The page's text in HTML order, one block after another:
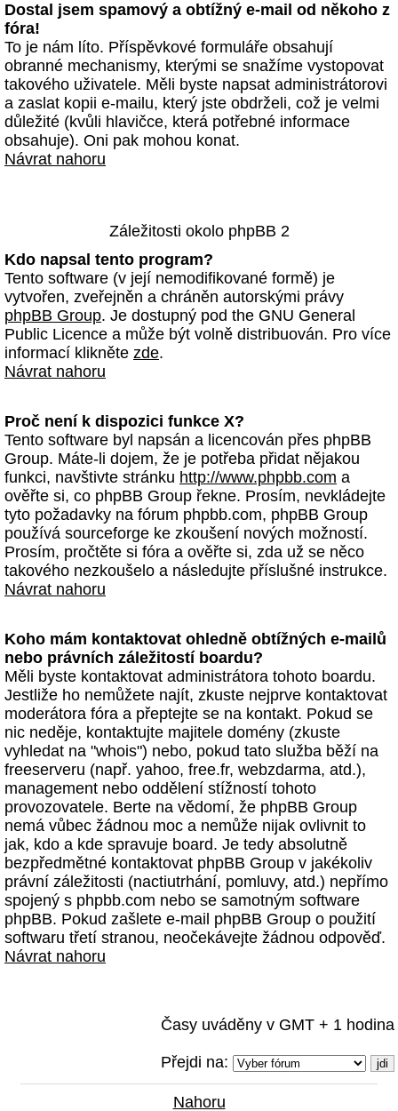
Dostal jsem spamový a obtížný e-mail od někoho z
fóra!
To je nám líto. Příspěvkové formuláře obsahují
obranné mechanismy, kterými se snažíme vystopovat
takového uživatele. Měli byste napsat administrátorovi
a zaslat kopii e-mailu, který jste obdrželi, což je velmi
důležité (kvůli hlavičce, která potřebné informace
obsahuje). Oni pak mohou konat.
Návrat nahoru
Záležitosti okolo phpBB 2
Kdo napsal tento program?
Tento software (v její nemodifikované formě) je
vytvořen, zveřejněn a chráněn autorskými právy
phpBB Group. Je dostupný pod the GNU General
Public Licence a může být volně distribuován. Pro více
informací klikněte zde.
Návrat nahoru
Proč není k dispozici funkce X?
Tento software byl napsán a licencován přes phpBB
Group. Máte-li dojem, že je potřeba přidat nějakou
funkci, navštivte stránku http://www.phpbb.com a
ověřte si, co phpBB Group řekne. Prosím, nevkládejte
tyto požadavky na fórum phpbb.com, phpBB Group
používá sourceforge ke zkoušení nových možností.
Prosím, pročtěte si fóra a ověřte si, zda už se něco
takového nezkoušelo a následujte příslušné instrukce.
Návrat nahoru
Koho mám kontaktovat ohledně obtížných e-mailů
nebo právních záležitostí boardu?
Měli byste kontaktovat administrátora tohoto boardu.
Jestliže ho nemůžete najít, zkuste nejprve kontaktovat
moderátora fóra a přeptejte se na kontakt. Pokud se
nic neděje, kontaktujte majitele domény (zkuste
vyhledat na "whois") nebo, pokud tato služba běží na
freeserveru (např. yahoo, free.fr, webzdarma, atd.),
management nebo oddělení stížností tohoto
provozovatele. Berte na vědomí, že phpBB Group
nemá vůbec žádnou moc a nemůže nijak ovlivnit to
jak, kdo a kde spravuje board. Je tedy absolutně
bezpředmětné kontaktovat phpBB Group v jakékoliv
právní záležitosti (nactiutrhání, pomluvy, atd.) nepřímo
spojený s phpbb.com nebo se samotným software
phpBB. Pokud zašlete e-mail phpBB Group o použití
softwaru třetí stranou, neočekávejte žádnou odpověď.
Návrat nahoru
Časy uváděny v GMT + 1 hodina
Přejdi na:
Nahoru